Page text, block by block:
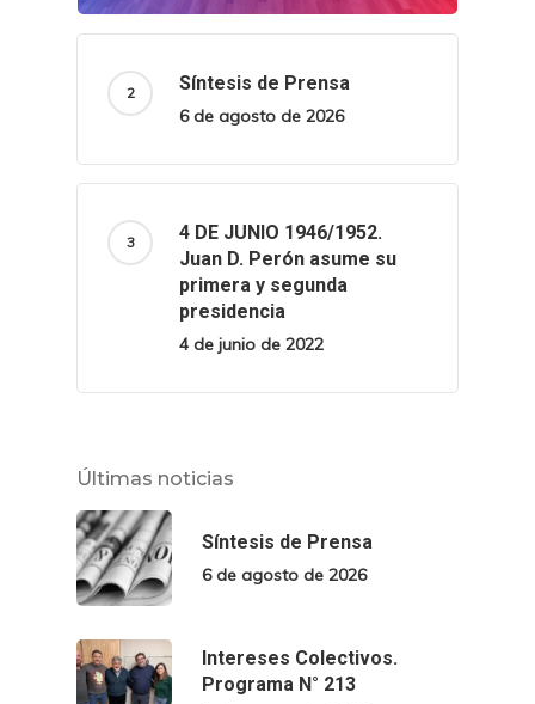
Síntesis de Prensa
6 de agosto de 2026
4 DE JUNIO 1946/1952.
Juan D. Perón asume su
primera y segunda
presidencia
4 de junio de 2022
Últimas noticias
Síntesis de Prensa
6 de agosto de 2026
Intereses Colectivos.
Programa N° 213